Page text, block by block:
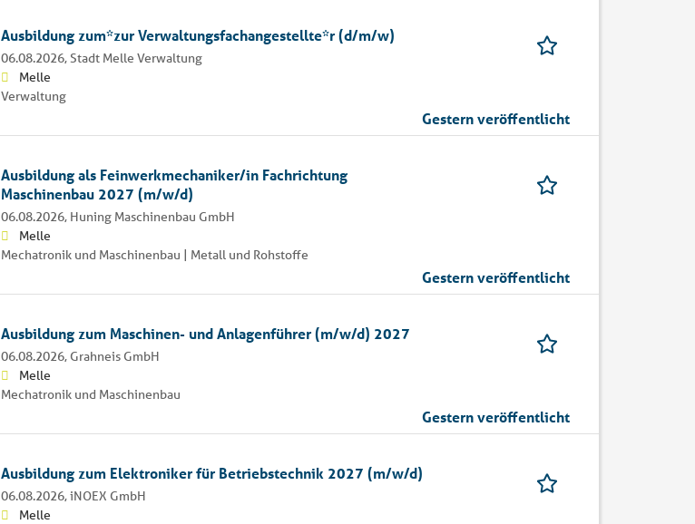
Ausbildung zum*zur Verwaltungsfachangestellte*r (d/m/w)
06.08.2026, Stadt Melle Verwaltung
Melle
Verwaltung
Gestern veröffentlicht
Ausbildung als Feinwerkmechaniker/in Fachrichtung
Maschinenbau 2027 (m/w/d)
06.08.2026, Huning Maschinenbau GmbH
Melle
Mechatronik und Maschinenbau | Metall und Rohstoffe
Gestern veröffentlicht
Ausbildung zum Maschinen- und Anlagenführer (m/w/d) 2027
06.08.2026, Grahneis GmbH
Melle
Mechatronik und Maschinenbau
Gestern veröffentlicht
Ausbildung zum Elektroniker für Betriebstechnik 2027 (m/w/d)
06.08.2026,iNOEX GmbH
Melle